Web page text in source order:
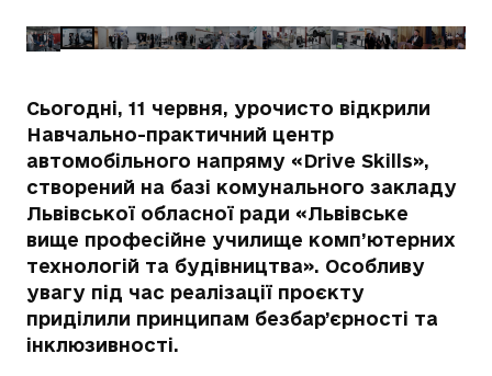
Сьогодні, 11 червня, урочисто відкрили
Навчально-практичний центр
автомобільного напряму «Drive Skills»,
створений на базі комунального закладу
Львівської обласної ради «Львівське
вище професійне училище комп’ютерних
технологій та будівництва». Особливу
увагу під час реалізації проєкту
приділили принципам безбар’єрності та
інклюзивності.